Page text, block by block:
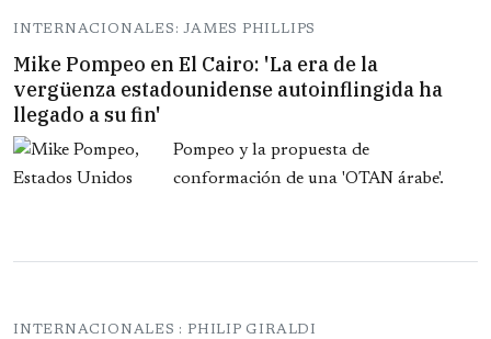
INTERNACIONALES: JAMES PHILLIPS
Mike Pompeo en El Cairo: 'La era de la
vergüenza estadounidense autoinflingida ha
llegado a su fin'
Pompeo y la propuesta de
conformación de una 'OTAN árabe'.
INTERNACIONALES : PHILIP GIRALDI